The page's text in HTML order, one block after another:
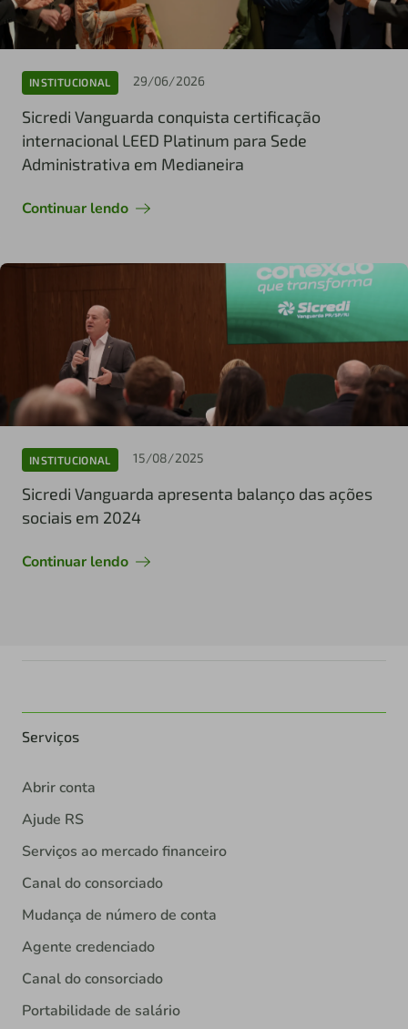
INSTITUCIONAL 29/06/2026
Sicredi Vanguarda conquista certificação
internacional LEED Platinum para Sede
Administrativa em Medianeira
Continuar lendo
INSTITUCIONAL 15/08/2025
Sicredi Vanguarda apresenta balanço das ações
sociais em 2024
Continuar lendo
Serviços
Abrir conta
Ajude RS
Serviços ao mercado financeiro
Canal do consorciado
Mudança de número de conta
Agente credenciado
Canal do consorciado
Portabilidade de salário